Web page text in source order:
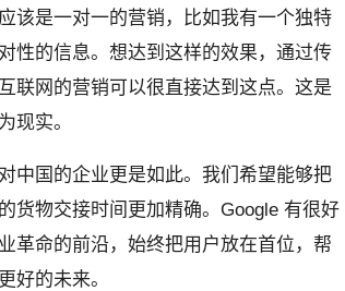
该是一对一的营销，比如我有一个独特
性的信息。想达到这样的效果，通过传
联网的营销可以很直接达到这点。这是
现实。
中国的企业更是如此。我们希望能够把
货物交接时间更加精确。Google 有很好
革命的前沿，始终把用户放在首位，帮
好的未来。